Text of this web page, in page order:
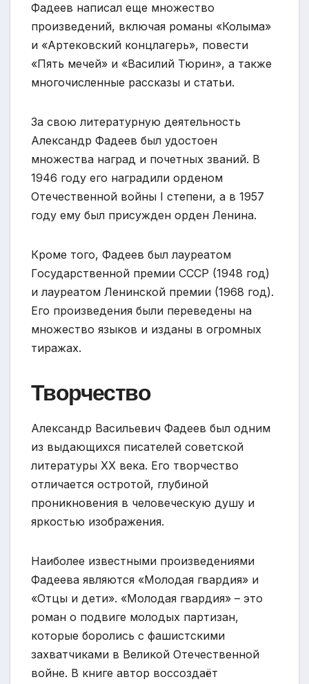
Фадеев написал еще множество
произведений, включая романы «Колыма»
и «Артековский концлагерь», повести
«Пять мечей» и «Василий Тюрин», а также
многочисленные рассказы и статьи.
За свою литературную деятельность
Александр Фадеев был удостоен
множества наград и почетных званий. В
1946 году его наградили орденом
Отечественной войны I степени, а в 1957
году ему был присужден орден Ленина.
Кроме того, Фадеев был лауреатом
Государственной премии СССР (1948 год)
и лауреатом Ленинской премии (1968 год).
Его произведения были переведены на
множество языков и изданы в огромных
тиражах.
Творчество
Александр Васильевич Фадеев был одним
из выдающихся писателей советской
литературы XX века. Его творчество
отличается остротой, глубиной
проникновения в человеческую душу и
яркостью изображения.
Наиболее известными произведениями
Фадеева являются «Молодая гвардия» и
«Отцы и дети». «Молодая гвардия» – это
роман о подвиге молодых партизан,
которые боролись с фашистскими
захватчиками в Великой Отечественной
войне. В книге автор воссоздаёт